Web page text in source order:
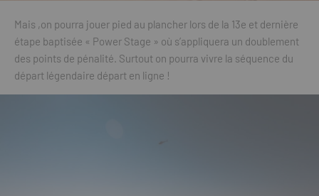
Mais ,on pourra jouer pied au plancher lors de la 13e et dernière
étape baptisée « Power Stage » où s’appliquera un doublement
des points de pénalité. Surtout on pourra vivre la séquence du
départ légendaire départ en ligne !